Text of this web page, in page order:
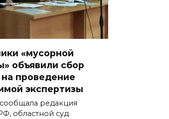
«мусорной
объявили сбор
проведение
экспертизы
редакция
областной суд